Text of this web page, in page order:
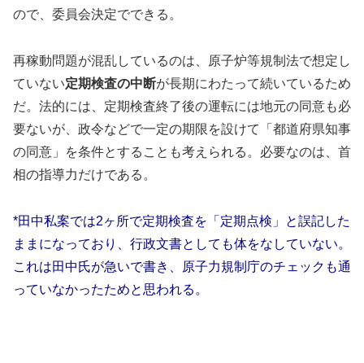
ので、委員会決定でできる。
再稼動問題が混乱しているのは、原子炉等規制法で想定し
ていない定期検査の中断が長期にわたって続いているため
だ。法的には、定期検査終了後の運転には地元の同意も必
要ないが、政令などで一定の期限を設けて「都道府県知事
の同意」を条件とすることも考えられる。必要なのは、首
相の指導力だけである。
*田中私案では2ヶ所で定期検査を「定期点検」と誤記した
ままになっており、行政文書としても体をなしていない。
これは田中氏が急いで書き、原子力規制庁のチェックも通
っていなかったためと思われる。